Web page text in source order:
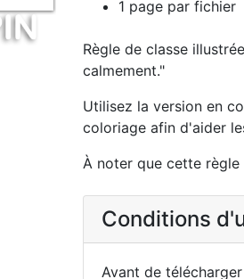
1 page par fichier
Règle de classe
calmement."
Utilisez la version en
coloriage afin d'aider
À noter que cette règle
Conditions
Avant de